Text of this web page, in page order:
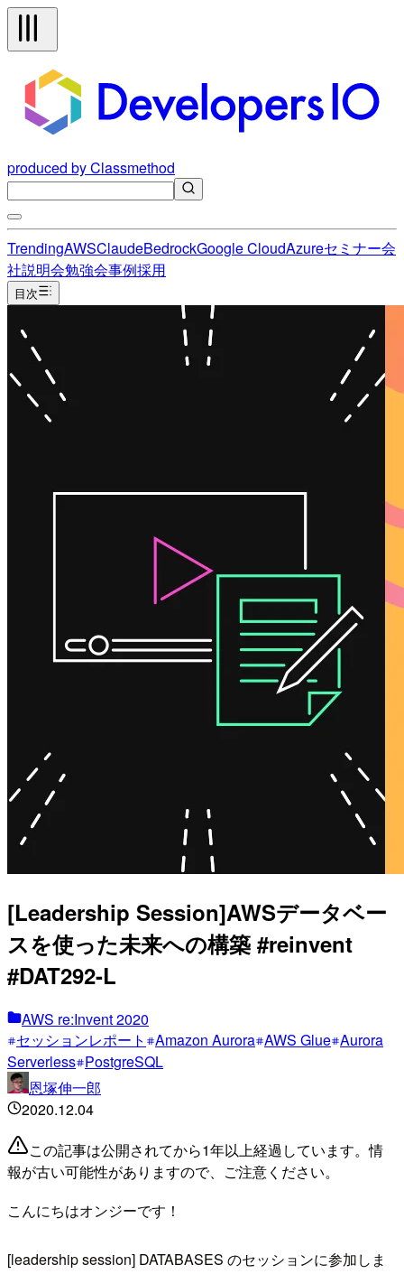
produced by Classmethod
TrendingAWSClaudeBedrockGoogle CloudAzureセミナー会
社説明会勉強会事例採用
目次
[Leadership Session]AWSデータベー
スを使った未来への構築 #reinvent
#DAT292-L
AWS re:Invent 2020
セッションレポート
Amazon Aurora AWS Glue Aurora
Serverless PostgreSQL
恩塚伸一郎
2020.12.04
この記事は公開されてから1年以上経過しています。情
報が古い可能性がありますので、ご注意ください。
こんにちはオンジーです！
[leadership session] DATABASES のセッションに参加しま